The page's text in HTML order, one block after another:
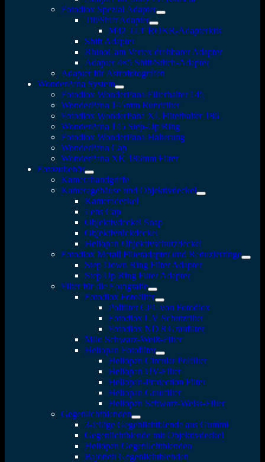
Fotodiox Spezial Adapter
Tilt/Shift Adapter
M42 TLT ROKR-Adapterkits
Shift Adapter
RhinoCam Vertex drehbarer Adapter
Adapter 4×5 Shift/Stitch-Adapter
Adapter für Astrofotografen
WonderPana System
Fotodiox WonderPana Filterhalter 145
WonderPana 145mm Rundfilter
Fotodiox WonderPana XL Filterhalter 186
WonderPana 145 Step-Up Ring
Fotodiox WonderPana Halterung
WonderPana Cap
WonderPana XK 186mm Filter
Fotozubehör
Kamerahandgriffe
Kameragehäuse und Objektivdeckel
Kameradeckel
Lens Cap
Objektivdeckel Snap
Objektivrückdeckel
Heliopan Objektivschutzdeckel
Fotodiox Metall Filteradapter und Reduzierringe
Step Down Ring Filter Adapter
Step Up Ring Filter Adapter
Filter für die Fotografie
Fotodiox Fotofilter
Polfilter CPL von Fotodiox
Fotodiox UV Schutzfilter
Fotodiox ND 8 Graufilter
Milo Schwarz-Weiß-Filter
Heliopan Fotofilter
Heliopan Circular Polfilter
Heliopan UV-Filter
Heliopan-Protection Filter
Heliopan Graufilter
Heliopan Schwarz-Weiss-Filter
Gegenlichtblenden
3-teilige Gegenlichtblende aus Gummi
Gegenlichtblende mit Objektivdeckel
Heliopan Gegenlichtblenden
Bajonett Gegenlichtblenden